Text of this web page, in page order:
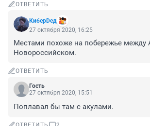
ОТВЕТИТЬ
КиберDeд
27 октября 2020, 16:25
Местами похоже на побережье между
Новороссийском.
ОТВЕТИТЬ
Гость
27 октября 2020, 15:51
Поплавал бы там с акулами.